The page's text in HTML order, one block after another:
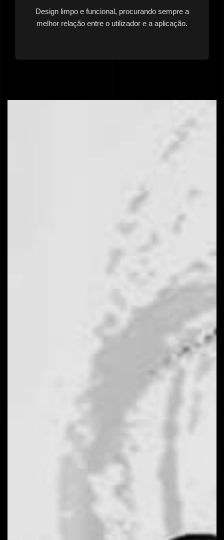
Design limpo e funcional, procurando sempre a
melhor relação entre o utilizador e a aplicação.